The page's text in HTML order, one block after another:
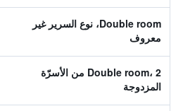
Double room، نوع السرير غير
معروف
Double room، 2 من الأسرّة
المزدوجة